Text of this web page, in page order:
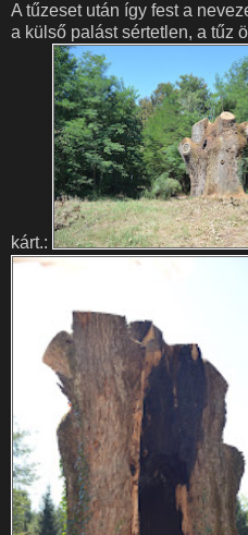
A tűzeset után így fest a
a külső palást sértetlen, a tűz
kárt.: